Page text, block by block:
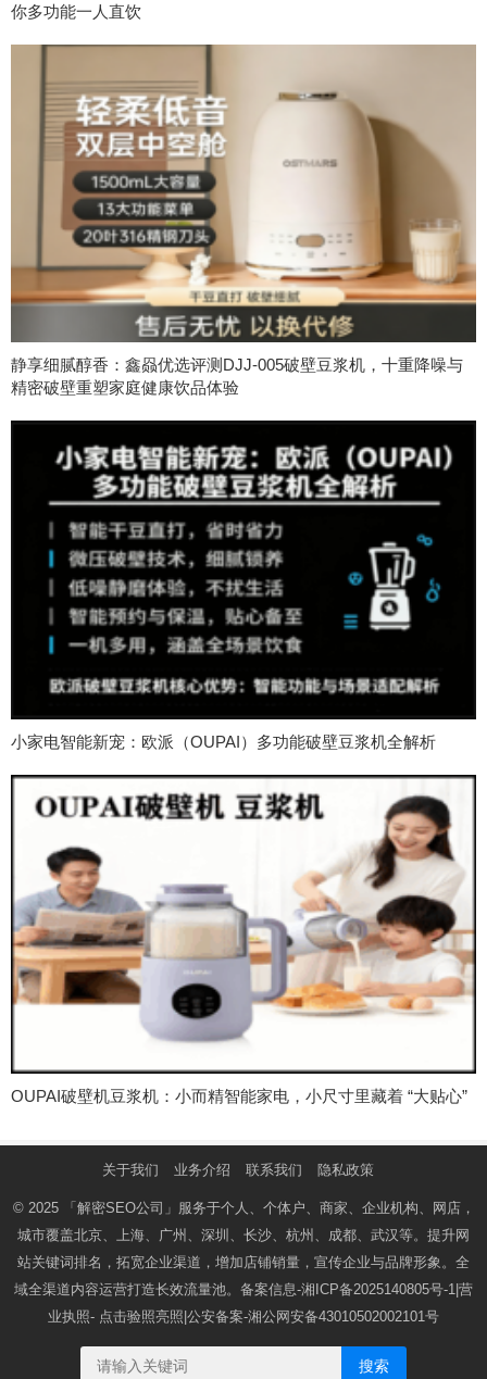
你多功能一人直饮
静享细腻醇香：鑫赑优选评测DJJ-005破壁豆浆机，十重降噪与
精密破壁重塑家庭健康饮品体验
小家电智能新宠：欧派（OUPAI）多功能破壁豆浆机全解析
OUPAI破壁机豆浆机：小而精智能家电，小尺寸里藏着 “大贴心”​
关于我们 业务介绍 联系我们 隐私政策
© 2025 「解密SEO公司」 服务于个人、个体户、商家、企业机构、网店，
城市覆盖北京、上海、广州、深圳、长沙、杭州、成都、武汉等。提升网
站关键词排名，拓宽企业渠道，增加店铺销量，宣传企业与品牌形象。全
域全渠道内容运营打造长效流量池。备案信息-湘ICP备2025140805号-1 |营
业执照- 点击验照亮照 |公安备案-湘公网安备43010502002101号
搜索